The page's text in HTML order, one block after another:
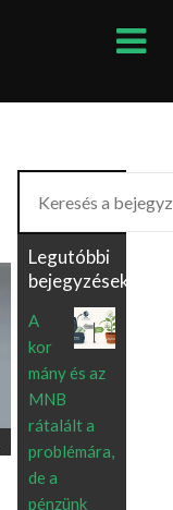
Legutóbbi
bejegyzések
A
kor
mány és az
MNB
rátalált a
problémára,
de a
pénzünk